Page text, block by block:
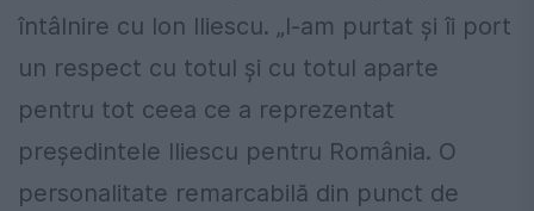
întâlnire cu Ion Iliescu. „I-am purtat și îi port
un respect cu totul și cu totul aparte
pentru tot ceea ce a reprezentat
președintele Iliescu pentru România. O
personalitate remarcabilă din punct de